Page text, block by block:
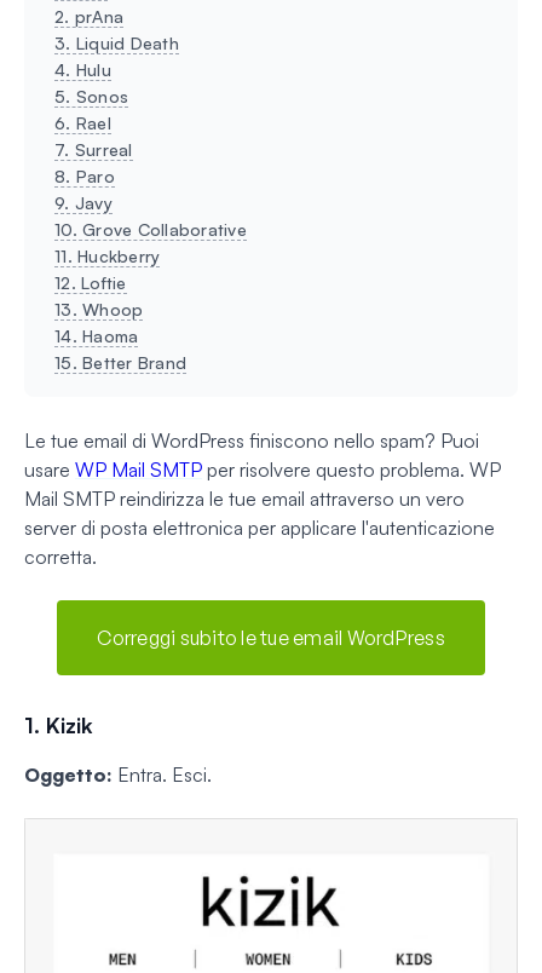
2. prAna
3. Liquid Death
4. Hulu
5. Sonos
6. Rael
7. Surreal
8. Paro
9. Javy
10. Grove Collaborative
11. Huckberry
12. Loftie
13. Whoop
14. Haoma
15. Better Brand
Le tue email di WordPress finiscono nello spam? Puoi
usare WP Mail SMTP per risolvere questo problema. WP
Mail SMTP reindirizza le tue email attraverso un vero
server di posta elettronica per applicare l'autenticazione
corretta.
Correggi subito le tue email WordPress
1. Kizik
Oggetto: Entra. Esci.